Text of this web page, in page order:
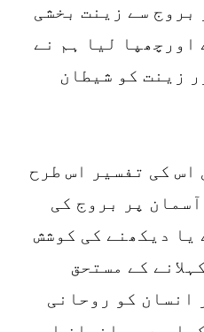
بروج سے زینت بخشی
اورچھپا لیا ہم نے
زینت کو شیطان
اس کی تفسیر اس طرح
پر بروج کی
یا دیکھنے کی کوشش
کے مستحق
انسان کو روحانی